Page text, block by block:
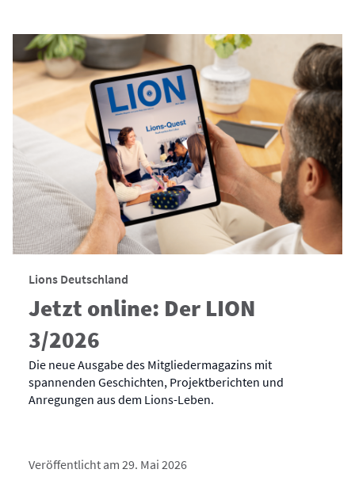
Lions Deutschland
Jetzt online: Der LION
3/2026
Die neue Ausgabe des Mitgliedermagazins mit
spannenden Geschichten, Projektberichten und
Anregungen aus dem Lions-Leben.
Veröffentlicht am 29. Mai 2026